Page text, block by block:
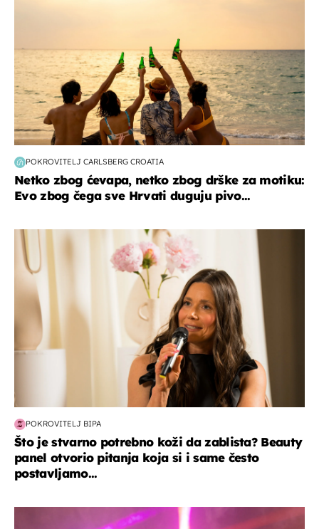
POKROVITELJ CARLSBERG CROATIA
Netko zbog ćevapa, netko zbog drške za motiku:
Evo zbog čega sve Hrvati duguju pivo...
moda & ljepota
POKROVITELJ BIPA
Što je stvarno potrebno koži da zablista? Beauty
panel otvorio pitanja koja si i same često
postavljamo...